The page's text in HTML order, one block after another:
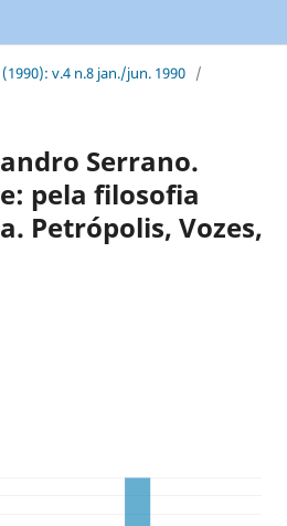
(1990): v.4 n.8 jan./jun. 1990 /
Serrano.
pela filosofia
Petrópolis, Vozes,